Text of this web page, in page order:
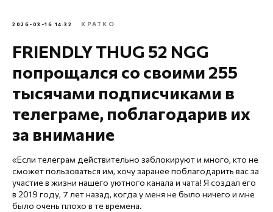
2026-03-16 14:32 КРАТКО
FRIENDLY THUG 52 NGG
попрощался со своими 255
тысячами подписчиками в
телеграме, поблагодарив их
за внимание
«Если телеграм действительно заблокируют и много, кто не
сможет пользоваться им, хочу заранее поблагодарить вас за
участие в жизни нашего уютного канала и чата! Я создал его
в 2019 году, 7 лет назад, когда у меня не было ничего и мне
было очень плохо в те времена.